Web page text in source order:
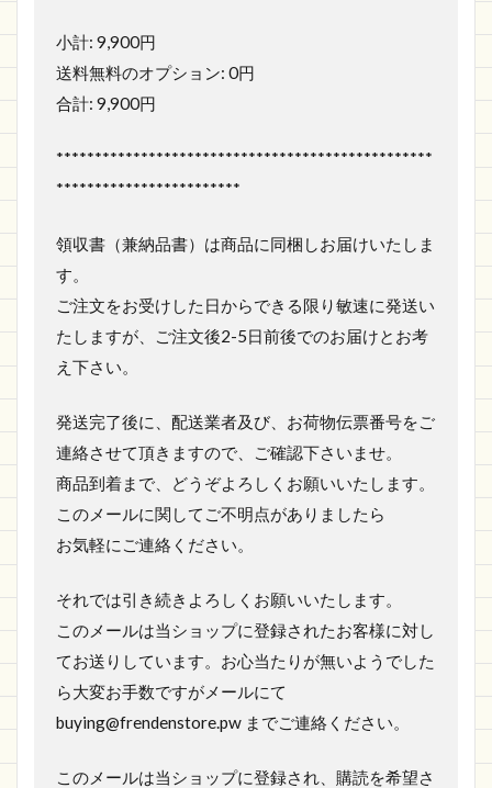
小計: 9,900円
送料無料のオプション: 0円
合計: 9,900円
*************************************************
************************
領収書（兼納品書）は商品に同梱しお届けいたしま
す。
ご注文をお受けした日からできる限り敏速に発送い
たしますが、ご注文後2-5日前後でのお届けとお考
え下さい。
発送完了後に、配送業者及び、お荷物伝票番号をご
連絡させて頂きますので、ご確認下さいませ。
商品到着まで、どうぞよろしくお願いいたします。
このメールに関してご不明点がありましたら
お気軽にご連絡ください。
それでは引き続きよろしくお願いいたします。
このメールは当ショップに登録されたお客様に対し
てお送りしています。お心当たりが無いようでした
ら大変お手数ですがメールにて
buying@frendenstore.pw までご連絡ください。
このメールは当ショップに登録され、購読を希望さ